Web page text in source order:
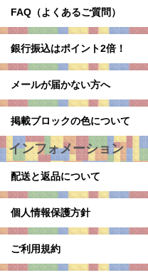
FAQ（よくあるご質問）
銀行振込はポイント2倍！
メールが届かない方へ
掲載ブロックの色について
インフォメーション
配送と返品について
個人情報保護方針
ご利用規約